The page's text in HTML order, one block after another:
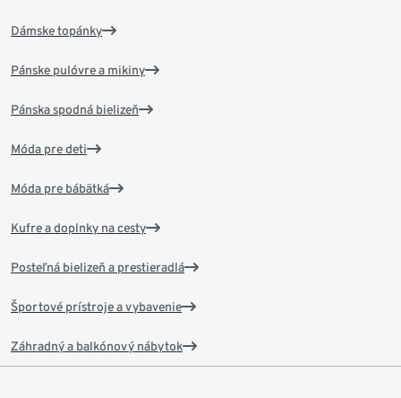
Dámske topánky
Pánske pulóvre a mikiny
Pánska spodná bielizeň
Móda pre deti
Móda pre bábätká
Kufre a doplnky na cesty
Posteľná bielizeň a prestieradlá
Športové prístroje a vybavenie
Záhradný a balkónový nábytok